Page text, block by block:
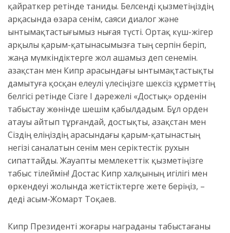
қайраткер ретінде таниды. Белсенді қызметіңіздің
арқасында өзара сенім, саяси диалог және
ынтымақтастығымыз нығая түсті. Ортақ күш-жігер
арқылы қарым-қатынасымызға тың серпін беріп,
жаңа мүмкіндіктерге жол ашамыз деп сенемін.
Қазақстан мен Кипр арасындағы ынтымақтастықты
дамытуға қосқан елеулі үлесіңізге шексіз құрметтің
белгісі ретінде Сізге І дәрежелі «Достық» орденін
табыстау жөнінде шешім қабылдадым. Бұл орден
атауы айтып тұрғандай, достықты, Қазақстан мен
Сіздің еліңіздің арасындағы қарым-қатынастың
негізі саналатын сенім мен серіктестік рухын
сипаттайды. Жауапты мемлекеттік қызметіңізге
табыс тілеймін! Достас Кипр халқының игілігі мен
өркендеуі жолында жетістіктерге жете беріңіз, –
деді Қасым-Жомарт Тоқаев.
Кипр Президенті жоғары награданы табыстағаны